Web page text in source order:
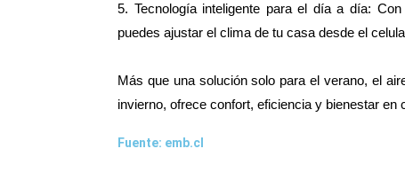
5. Tecnología inteligente para el día a día:
puedes ajustar el clima de tu casa desde el
Más que una solución solo para el verano, el
invierno, ofrece confort, eficiencia y bienestar en
Fuente: emb.cl